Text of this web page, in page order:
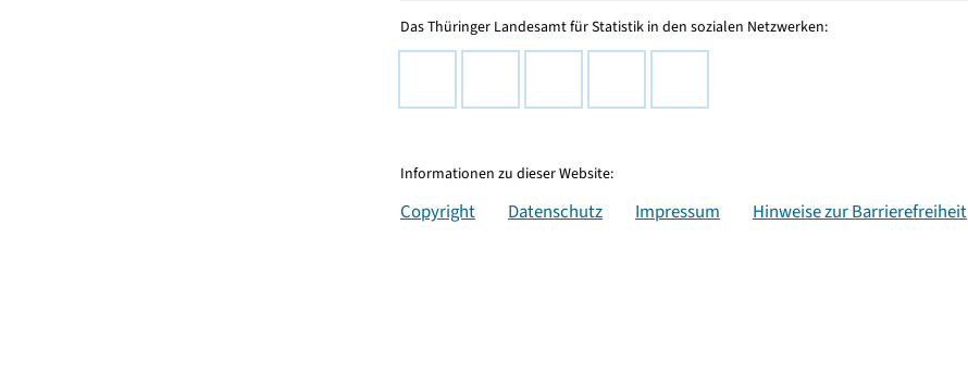
Das Thüringer Landesamt für Statistik in den sozialen Netzwerken:
Informationen zu dieser Website:
Copyright Datenschutz Impressum Hinweise zur Barrierefreiheit